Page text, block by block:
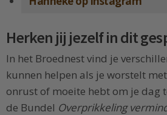
Herken jij jezelf in dit
In het Broednest vind je
kunnen helpen als je worstelt
onrust of moeite hebt om je dag
de Bundel Overprikkeling